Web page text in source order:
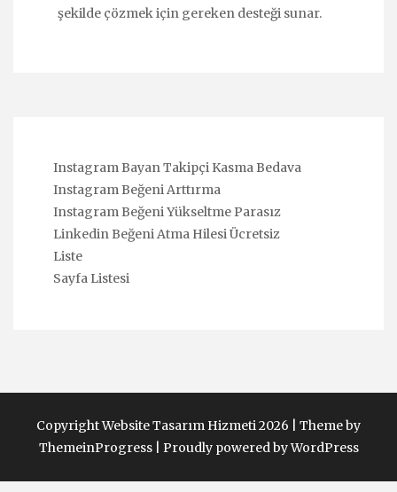
şekilde çözmek için gereken desteği sunar.
Instagram Bayan Takipçi Kasma Bedava
Instagram Beğeni Arttırma
Instagram Beğeni Yükseltme Parasız
Linkedin Beğeni Atma Hilesi Ücretsiz
Liste
Sayfa Listesi
Copyright Website Tasarım Hizmeti 2026 | Theme by
ThemeinProgress| Proudly powered by WordPress